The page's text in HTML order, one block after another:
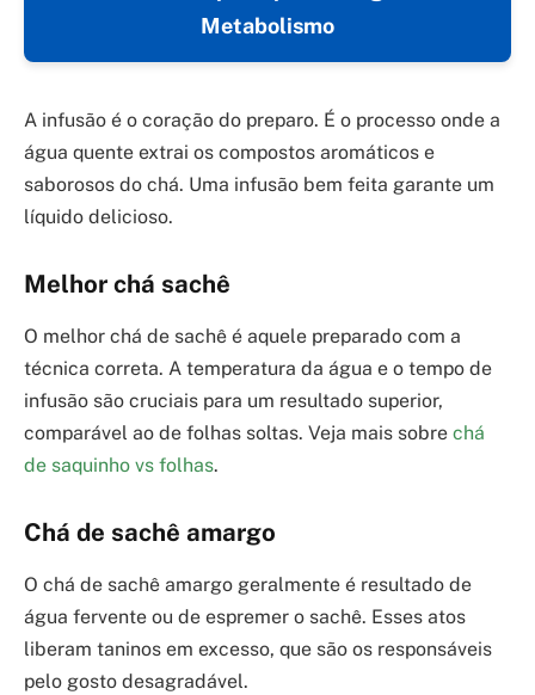
Metabolismo
A infusão é o coração do preparo. É o processo onde a
água quente extrai os compostos aromáticos e
saborosos do chá. Uma infusão bem feita garante um
líquido delicioso.
Melhor chá sachê
O melhor chá de sachê é aquele preparado com a
técnica correta. A temperatura da água e o tempo de
infusão são cruciais para um resultado superior,
comparável ao de folhas soltas. Veja mais sobre chá
de saquinho vs folhas.
Chá de sachê amargo
O chá de sachê amargo geralmente é resultado de
água fervente ou de espremer o sachê. Esses atos
liberam taninos em excesso, que são os responsáveis
pelo gosto desagradável.